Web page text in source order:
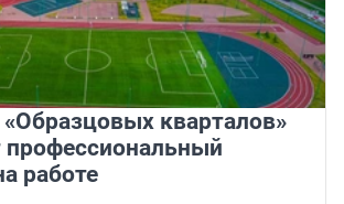
кварталов»
профессиональный
работе